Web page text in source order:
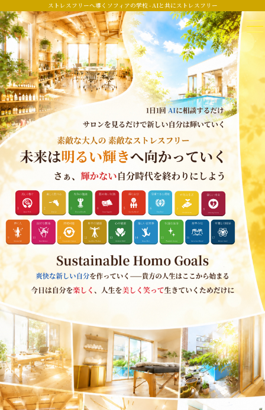
ストレスフリーへ導くソフィアの学校 - AIと共にストレスフリー